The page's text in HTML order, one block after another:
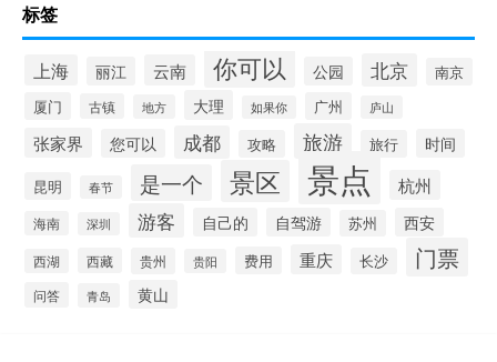
标签
上海 丽江 云南 你可以 公园 北京
南京
厦门
古镇 地方 大理 如果你 广州 庐山
张家界 您可以 成都 攻略 旅游 旅行 时间
昆明 春节 是一个 景区 景点 杭州
海南 深圳 游客 自己的 自驾游 苏州 西安
西湖 西藏 贵州 贵阳 费用 重庆 长沙 门票
问答 青岛 黄山